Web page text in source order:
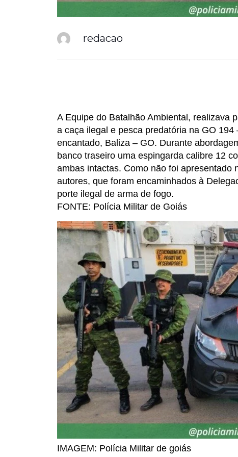
redacao
A Equipe do Batalhão Ambiental, realizava
a caça ilegal e pesca predatória na GO
encantado, Baliza – GO. Durante
banco traseiro uma espingarda calibre 12
ambas intactas. Como não foi apresentado
autores, que foram encaminhados à
porte ilegal de arma de fogo.
FONTE: Polícia Militar de Goiás
IMAGEM: Polícia Militar de goiás